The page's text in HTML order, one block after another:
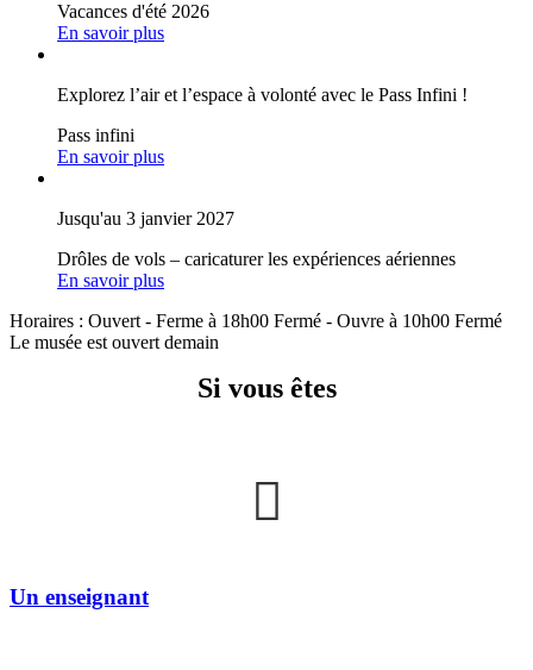
Vacances d'été 2026
En savoir plus
Explorez l’air et l’espace à volonté avec le Pass Infini !
Pass infini
En savoir plus
Jusqu'au 3 janvier 2027
Drôles de vols – caricaturer les expériences aériennes
En savoir plus
Horaires : Ouvert - Ferme à 18h00 Fermé - Ouvre à 10h00 Fermé
Le musée est ouvert demain
Si vous êtes
Un enseignant